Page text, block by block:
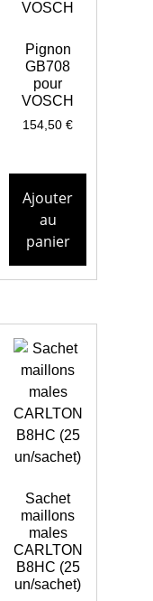
Pignon
GB708
pour
VOSCH
154,50€
Ajouter
au
panier
Sachet
maillons
males
CARLTON
B8HC (25
un/sachet)